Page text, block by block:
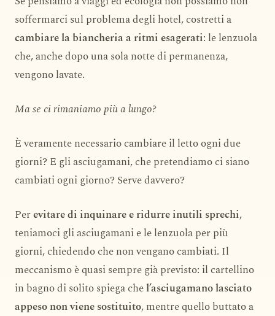
soffermarci sul problema degli hotel, costretti a
cambiare la biancheria a ritmi esagerati: le lenzuola
che, anche dopo una sola notte di permanenza,
vengono lavate.
Ma se ci rimaniamo più a lungo?
È veramente necessario cambiare il letto ogni due
giorni? E gli asciugamani, che pretendiamo ci siano
cambiati ogni giorno? Serve davvero?
Perevitare di inquinare e ridurre inutili sprechi,
teniamoci gli asciugamani e le lenzuola per più
giorni, chiedendo che non vengano cambiati. Il
meccanismo è quasi sempre già previsto: il cartellino
in bagno di solito spiega chel’asciugamano lasciato
appeso non viene sostituito, mentre quello buttato a